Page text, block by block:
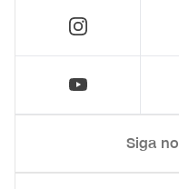
Siga no